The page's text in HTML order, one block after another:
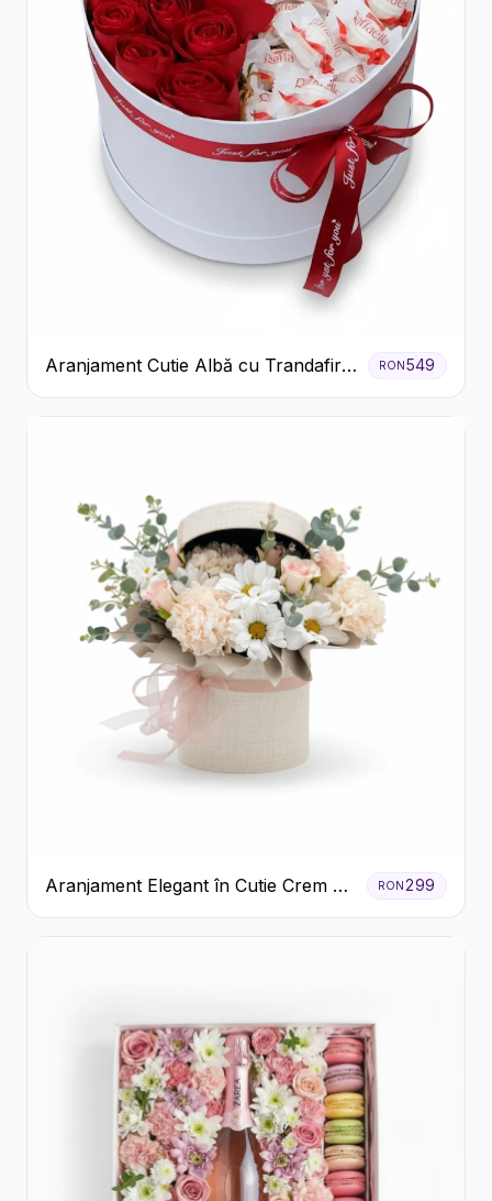
Aranjament Cutie Albă cu Trandafiri
Roșii și Raffaello
RON549
Aranjament Elegant în Cutie Crem cu
Crizanteme și Trandafiri
RON299